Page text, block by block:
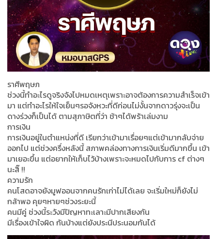
ราศีพฤษภ
ช่วงนี้ทำอะไรดูจริงจังไปหมดเหตุเพราะอาจต้องการความสำเร็จเข้า
มา แต่ทำอะไรให้ใจเย็นๆรอจังหวะที่ดีก่อนไม่งั้นจากดาวรุ่งจะเป็น
ดางร่วงก็เป็นได้ ตามสุภาษิตที่ว่า ช้าๆได้พร้าเล่มงาม
การเงิน
การเงินอยู่ในตำแหน่งที่ดี เรียกว่าเข้ามาเรื่อยๆแต่เข้ามากลับจ่าย
ออกไป แต่ช่วงครึ่งหลังนี้ สภาพคล่องทางการเงินเริ่มดีมากขึ้น เข้า
มาเยอะขึ้น แต่อยากให้เก็บไว้บ้างเพราะจะหมดไปกับการ cf ต่างๆ
นะสิ๊ !!
ความรัก
คนโสดอาจยังมูฟออนจากคนรักเก่าไม่ได้เลย จะเริ่มใหม่ก็ยังไม่
กล้าพอ คุยๆหายๆช่วงระยะนี้
คนมีคู่ ช่วงนี้ระวังมีปัญหาทะเลาะมีปากเสียงกัน
มีเรื่องเข้าใจผิด กันบ้างแต่ยังประนีประนอมกันได้